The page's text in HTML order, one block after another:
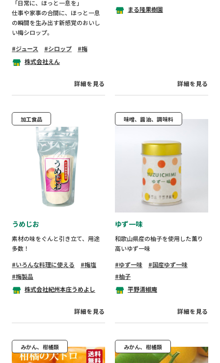
「日常に、ほっと一息を」
仕事や家事の合間に、ほっと一息
の瞬間を生み出す新感覚のおいし
い梅シロップ。
ジュース
シロップ
梅
株式会社えん
詳細を見る
まる隆果樹園
詳細を見る
加工食品
うめじお
素材の味をぐんと引き立て、用途
多数！
いろんな料理に使える
梅塩
梅製品
株式会社紀州本庄うめよし
詳細を見る
味噌、醤油、調味料
ゆず一味
和歌山県産の柚子を使用した薫り
高いゆず一味
ゆず一味
国産ゆず一味
柚子
平野清椒庵
詳細を見る
みかん、柑橘類 みかん、柑橘類